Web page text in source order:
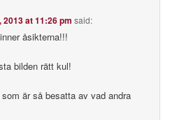
2013 at 11:26 pm said:
åsikterna!!!
bilden rätt kul!
är så besatta av vad andra